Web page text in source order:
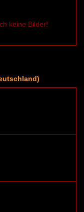
keine Bilder!